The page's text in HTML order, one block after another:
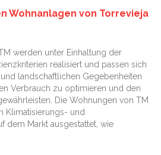
Wohnanlagen von Torrevieja
werden unter Einhaltung der
realisiert und passen sich
landschaftlichen Gegebenheiten
Verbrauch zu optimieren und den
Die Wohnungen von TM
Klimatisierungs- und
dem Markt ausgestattet, wie